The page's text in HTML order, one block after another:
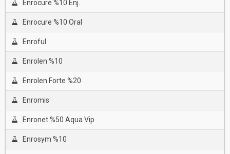
Enrocure %10 Enj.
Enrocure %10 Oral
Enroful
Enrolen %10
Enrolen Forte %20
Enromis
Enronet %50 Aqua Vip
Enrosym %10